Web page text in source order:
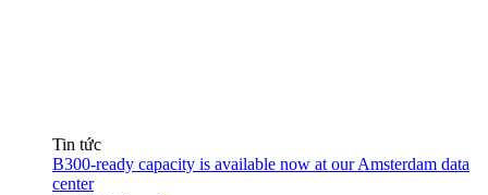
Tin tức
B300-ready capacity is available now at our Amsterdam data
center